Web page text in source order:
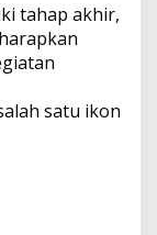
tahap akhir,
satu ikon